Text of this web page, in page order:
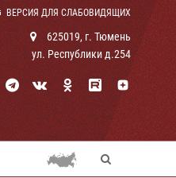
ВЕРСИЯ ДЛЯ СЛАБОВИДЯЩИХ
625019, г. Тюмень
ул. Республики д.254